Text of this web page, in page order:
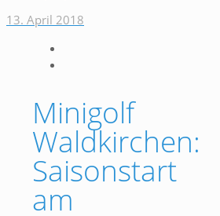
13. April 2018
Minigolf
Waldkirchen:
Saisonstart
am